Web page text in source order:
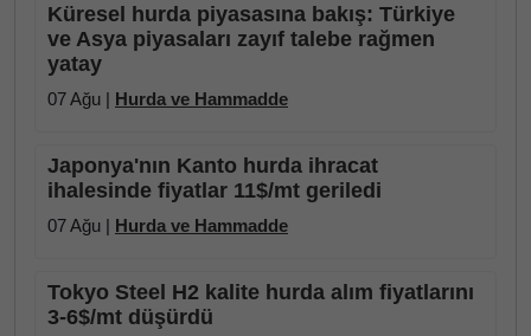
Küresel hurda piyasasına bakış: Türkiye
ve Asya piyasaları zayıf talebe rağmen
yatay
07 Ağu | Hurda ve Hammadde
Japonya'nın Kanto hurda ihracat
ihalesinde fiyatlar 11$/mt geriledi
07 Ağu | Hurda ve Hammadde
Tokyo Steel H2 kalite hurda alım fiyatlarını
3-6$/mt düşürdü